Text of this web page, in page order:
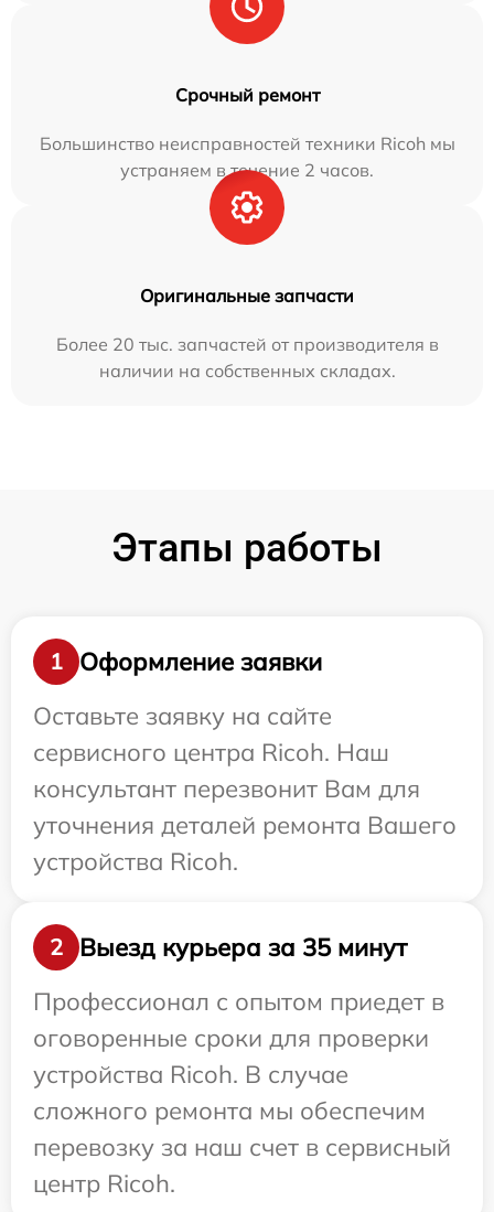
Срочный ремонт
Большинство неисправностей техники Ricoh мы
устраняем в течение 2 часов.
Оригинальные запчасти
Более 20 тыс. запчастей от производителя в
наличии на собственных складах.
Этапы работы
1
Оформление заявки
Оставьте заявку на сайте
сервисного центра Ricoh. Наш
консультант перезвонит Вам для
уточнения деталей ремонта Вашего
устройства Ricoh.
2
Выезд курьера за 35 минут
Профессионал с опытом приедет в
оговоренные сроки для проверки
устройства Ricoh. В случае
сложного ремонта мы обеспечим
перевозку за наш счет в сервисный
центр Ricoh.